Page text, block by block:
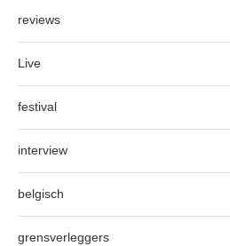
reviews
Live
festival
interview
belgisch
grensverleggers